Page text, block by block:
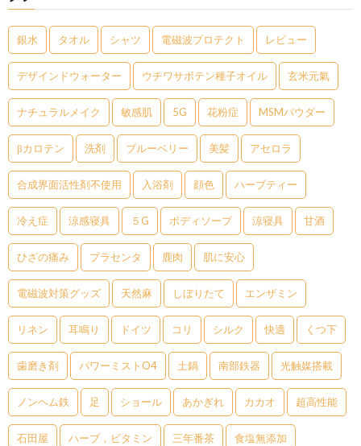
銀水 タオル シャツ 電磁波プロテクト レビュー
デザインドウォーター ウチワサボテン種子オイル 玄米元氣
ナチュラルメイク 敏感肌 5G 花粉症 MSMパウダー
βカロテン 洗剤 ブルーベリー 美髪 アセロラ
合成界面活性剤不使用 入浴剤 顔色 ハーブティー
冷え症 涼感寝具 ５G ボディソープ 涼寝具 甘酒
ひざの痛み プラセンタ 鹿肉 肌に安心
電磁波対策グッズ 天然麻 しぼりたて エンザミン
リネン 耳鳴り ドイツ コリ シルク 快適 くつ下
歯磨き剤 パワーミストO4 土鍋 南部鉄器 光触媒搭載
ノンヘム鉄 足 ショール あかぎれ カカオ 超高性能
石田屋 ハーブ，ビタミン 三年番茶 食塩無添加